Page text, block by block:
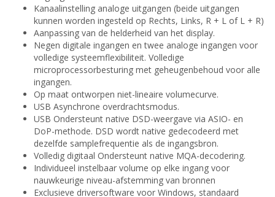
Kanaalinstelling analoge uitgangen (beide uitgangen
kunnen worden ingesteld op Rechts, Links, R + L of L + R)
Aanpassing van de helderheid van het display.
Negen digitale ingangen en twee analoge ingangen voor
volledige systeemflexibiliteit. Volledige
microprocessorbesturing met geheugenbehoud voor alle
ingangen.
Op maat ontworpen niet-lineaire volumecurve.
USB Asynchrone overdrachtsmodus.
USB Ondersteunt native DSD-weergave via ASIO- en
DoP-methode. DSD wordt native gedecodeerd met
dezelfde samplefrequentie als de ingangsbron.
Volledig digitaal Ondersteunt native MQA-decodering.
Individueel instelbaar volume op elke ingang voor
nauwkeurige niveau-afstemming van bronnen
Exclusieve driversoftware voor Windows, standaard